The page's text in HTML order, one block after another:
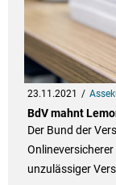
23.11.2021
BdV mahnt
Der Bund der
unzulässiger